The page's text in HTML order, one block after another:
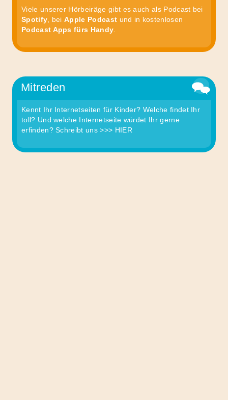
Viele unserer Hörbeiräge gibt es auch als Podcast bei
Spotify, beiApple Podcast und in kostenlosen
Podcast Apps fürs Handy.
Mitreden
Kennt Ihr Internetseiten für Kinder? Welche findet Ihr
toll? Und welche Internetseite würdet Ihr gerne
erfinden? Schreibt uns>>> HIER